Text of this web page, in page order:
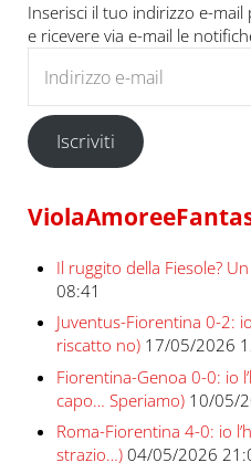
Inserisci il tuo indirizzo e-
e ricevere via e-mail le
Iscriviti
Il ruggito della Fiesole?
08:41
Juventus-Fiorentina 0-2:
riscatto no) 17/05/2026
Fiorentina-Genoa 0-0: io
capo… Speriamo) 10/05/
Roma-Fiorentina 4-0: io
strazio…) 04/05/2026